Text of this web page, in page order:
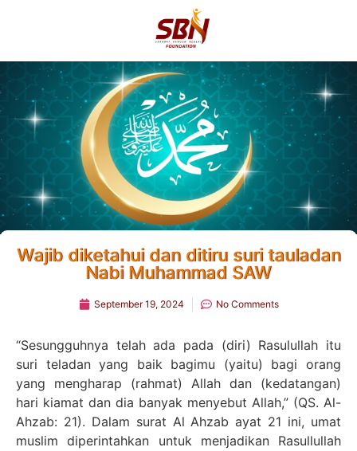
Wajib diketahui dan ditiru suri tauladan
Nabi Muhammad SAW
September 19, 2024 No Comments
“Sesungguhnya telah ada pada (diri) Rasulullah itu
suri teladan yang baik bagimu (yaitu) bagi orang
yang mengharap (rahmat) Allah dan (kedatangan)
hari kiamat dan dia banyak menyebut Allah,” (QS. Al-
Ahzab: 21). Dalam surat Al Ahzab ayat 21 ini, umat
muslim diperintahkan untuk menjadikan Rasullullah